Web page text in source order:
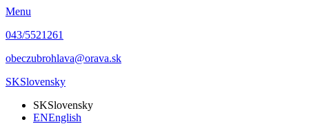
Menu
043/5521261
obeczubrohlava@orava.sk
SKSlovensky
SKSlovensky
ENEnglish